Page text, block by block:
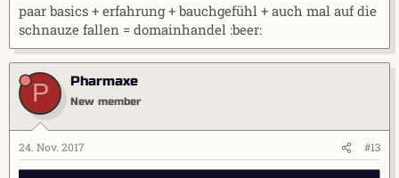
paar basics + erfahrung + bauchgefühl + auch mal auf die
schnauze fallen = domainhandel :beer:
P Pharmaxe
New member
24. Nov. 2017 #13